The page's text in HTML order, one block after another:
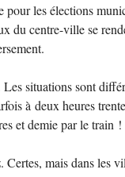
pour les élections
du centre-ville se
Les situations sont
à deux heures
et demie par le train !
. Certes, mais dans les